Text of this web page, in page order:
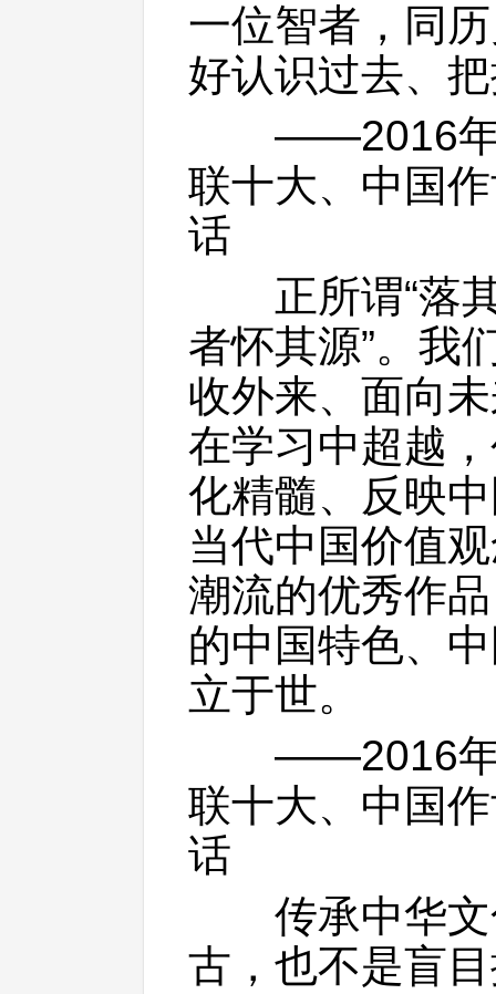
一位智者，同
好认识过去、
——2016年
联十大、中国
话
正所谓“落其
者怀其源”。我
收外来、面向
在学习中超越
化精髓、反映
当代中国价值
潮流的优秀作
的中国特色、
立于世。
——2016年
联十大、中国
话
传承中华文
古，也不是盲